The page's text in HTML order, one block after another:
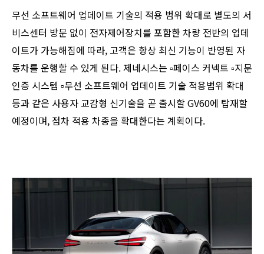
무선 소프트웨어 업데이트 기술의 적용 범위 확대로 별도의 서
비스센터 방문 없이 전자제어장치를 포함한 차량 전반의 업데
이트가 가능해짐에 따라, 고객은 항상 최신 기능이 반영된 자
동차를 운행할 수 있게 된다. 제네시스는 ▫︎페이스 커넥트 ▫︎지문
인증 시스템 ▫︎무선 소프트웨어 업데이트 기술 적용범위 확대
등과 같은 사용자 교감형 신기술을 곧 출시할 GV60에 탑재할
예정이며, 점차 적용 차종을 확대한다는 계획이다.